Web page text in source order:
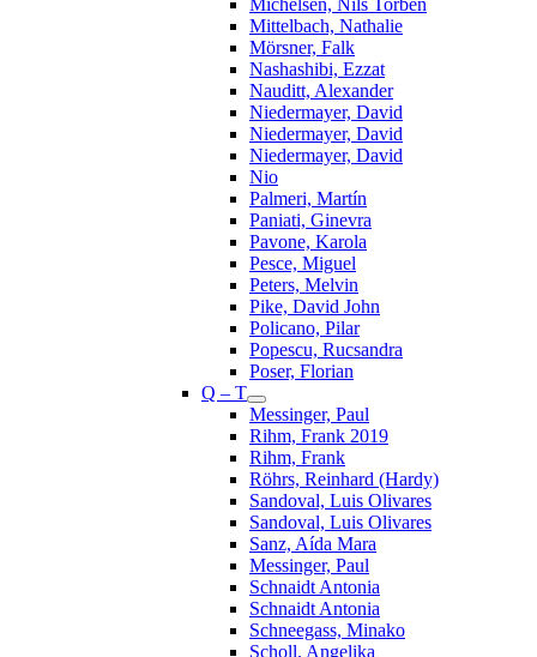
Mittelbach, Nathalie
Mörsner, Falk
Nashashibi, Ezzat
Nauditt, Alexander
Niedermayer, David
Niedermayer, David
Niedermayer, David
Nio
Palmeri, Martín
Paniati, Ginevra
Pavone, Karola
Pesce, Miguel
Peters, Melvin
Pike, David John
Policano, Pilar
Popescu, Rucsandra
Poser, Florian
Q – T
Messinger, Paul
Rihm, Frank 2019
Rihm, Frank
Röhrs, Reinhard (Hardy)
Sandoval, Luis Olivares
Sandoval, Luis Olivares
Sanz, Aída Mara
Messinger, Paul
Schnaidt Antonia
Schnaidt Antonia
Schneegass, Minako
Scholl, Angelika